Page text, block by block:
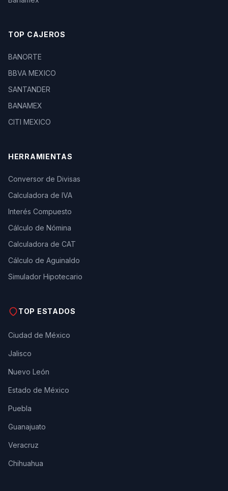
TOP CAJEROS
BANORTE
BBVA MEXICO
SANTANDER
BANAMEX
CITI MEXICO
HERRAMIENTAS
Conversor de Divisas
Calculadora de IVA
Interés Compuesto
Cálculo de Nómina
Calculadora de CAT
Cálculo de Aguinaldo
Simulador Hipotecario
TOP ESTADOS
Ciudad de México
Jalisco
Nuevo León
Estado de México
Puebla
Guanajuato
Veracruz
Chihuahua